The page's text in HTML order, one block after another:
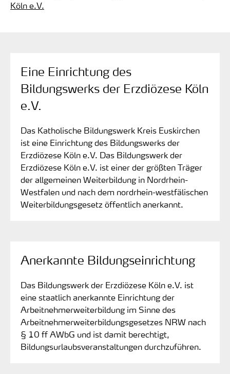
Köln e.V.
Eine Einrichtung des
Bildungswerks der Erzdiözese Köln
e.V.
Das Katholische Bildungswerk Kreis Euskirchen
ist eine Einrichtung des Bildungswerks der
Erzdiözese Köln e.V. Das Bildungswerk der
Erzdiözese Köln e.V. ist einer der größten Träger
der allgemeinen Weiterbildung in Nordrhein-
Westfalen und nach dem nordrhein-westfälischen
Weiterbildungsgesetz öffentlich anerkannt.
Anerkannte Bildungseinrichtung
Das Bildungswerk der Erzdiözese Köln e.V. ist
eine staatlich anerkannte Einrichtung der
Arbeitnehmerweiterbildung im Sinne des
Arbeitnehmerweiterbildungsgesetzes NRW nach
§ 10 ff AWbG und ist damit berechtigt,
Bildungsurlaubsveranstaltungen durchzuführen.